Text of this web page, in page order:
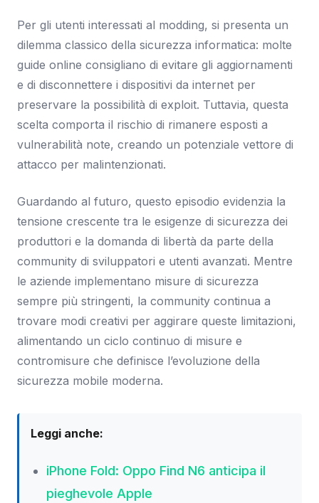
Per gli utenti interessati al modding, si presenta un
dilemma classico della sicurezza informatica: molte
guide online consigliano di evitare gli aggiornamenti
e di disconnettere i dispositivi da internet per
preservare la possibilità di exploit. Tuttavia, questa
scelta comporta il rischio di rimanere esposti a
vulnerabilità note, creando un potenziale vettore di
attacco per malintenzionati.
Guardando al futuro, questo episodio evidenzia la
tensione crescente tra le esigenze di sicurezza dei
produttori e la domanda di libertà da parte della
community di sviluppatori e utenti avanzati. Mentre
le aziende implementano misure di sicurezza
sempre più stringenti, la community continua a
trovare modi creativi per aggirare queste limitazioni,
alimentando un ciclo continuo di misure e
contromisure che definisce l’evoluzione della
sicurezza mobile moderna.
Leggi anche:
iPhone Fold: Oppo Find N6 anticipa il
pieghevole Apple